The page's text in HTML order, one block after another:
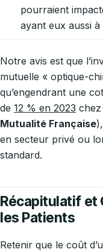
pourraient
ayant eux aussi
Notre avis est que
mutuelle « optique-
qu’engendrant une
de 12 % en 2023 chez
Mutualité Française
en secteur privé ou
standard.
Récapitulatif et
les Patients
Retenir que le coût